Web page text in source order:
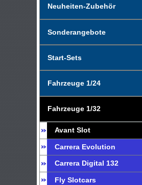
Neuheiten-Zubehör
Sonderangebote
Start-Sets
Fahrzeuge 1/24
Fahrzeuge 1/32
Avant Slot
Carrera Evolution
Carrera Digital 132
Fly Slotcars